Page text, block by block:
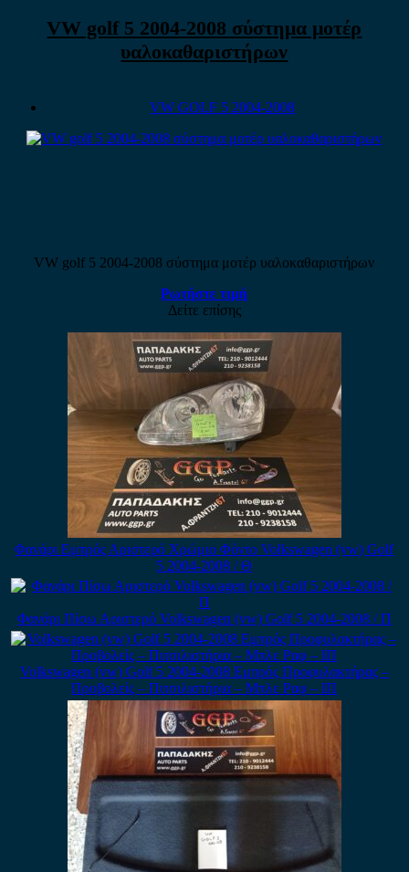
VW golf 5 2004-2008 σύστημα μοτέρ
υαλοκαθαριστήρων
VW GOLF 5 2004-2008
VW golf 5 2004-2008 σύστημα μοτέρ υαλοκαθαριστήρων
Ρωτήστε τιμή
Δείτε επίσης
Φανάρι Εμπρός Αριστερό Χρώμιο Φόντο Volkswagen (vw) Golf
5 2004-2008 / Θ
Φανάρι Πίσω Αριστερό Volkswagen (vw) Golf 5 2004-2008 / Π
Volkswagen (vw) Golf 5 2004-2008 Εμπρός Προφυλακτήρας –
Προβολείς – Πιτσιλιστήρια – Μπλε Ραφ – ΙΠ